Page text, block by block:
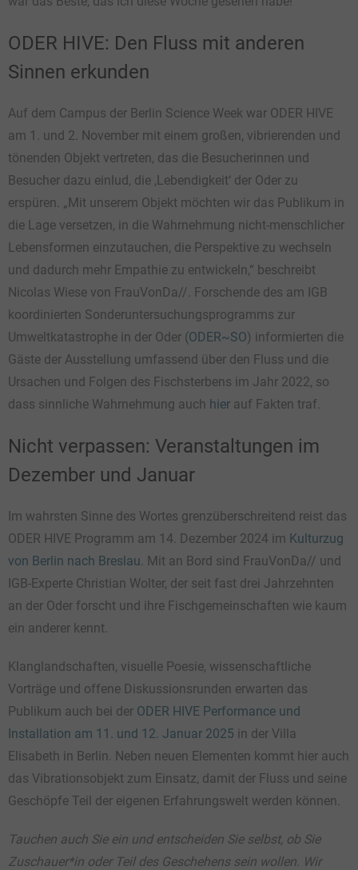
ODER HIVE: Den Fluss mit anderen
Sinnen erkunden
Auf dem Campus der Berlin Science Week war ODER HIVE
am 1. und 2. November mit einem großen, vibrierenden und
tönenden Objekt vertreten, das die Besucherinnen und
Besucher dazu einlud, die ,Lebendigkeit‘ der Oder zu
erspüren. „Mit unserem Objekt möchten wir das Publikum in
die Lage versetzen, in die Wahrnehmung nicht-menschlicher
Lebensformen einzutauchen, die Perspektive zu wechseln
und dadurch mehr Empathie zu entwickeln,“ beschreibt
Nicolas Wiese von FrauVonDa//. Forschende des am IGB
koordinierten Sonderuntersuchungsprogramms zur
Umweltkatastrophe in der Oder (ODER~SO) informierten die
Gäste der Ausstellung umfassend über den Fluss und die
Ursachen und Folgen des Fischsterbens im Jahr 2022, so
dass sinnliche Wahrnehmung auch hier auf Fakten traf.
Nicht verpassen: Veranstaltungen im
Dezember und Januar
Im wahrsten Sinne des Wortes grenzüberschreitend reist das
ODER HIVE Programm am 14. Dezember 2024 im Kulturzug
von Berlin nach Breslau . Mit an Bord sind FrauVonDa// und
IGB-Experte Christian Wolter, der seit fast drei Jahrzehnten
an der Oder forscht und ihre Fischgemeinschaften wie kaum
ein anderer kennt.
Klanglandschaften, visuelle Poesie, wissenschaftliche
Vorträge und offene Diskussionsrunden erwarten das
Publikum auch bei der ODER HIVE Performance und
Installation am 11. und 12. Januar 2025 in der Villa
Elisabeth in Berlin. Neben neuen Elementen kommt hier auch
das Vibrationsobjekt zum Einsatz, damit der Fluss und seine
Geschöpfe Teil der eigenen Erfahrungswelt werden können.
Tauchen auch Sie ein und entscheiden Sie selbst, ob Sie
Zuschauer*in oder Teil des Geschehens sein wollen. Wir